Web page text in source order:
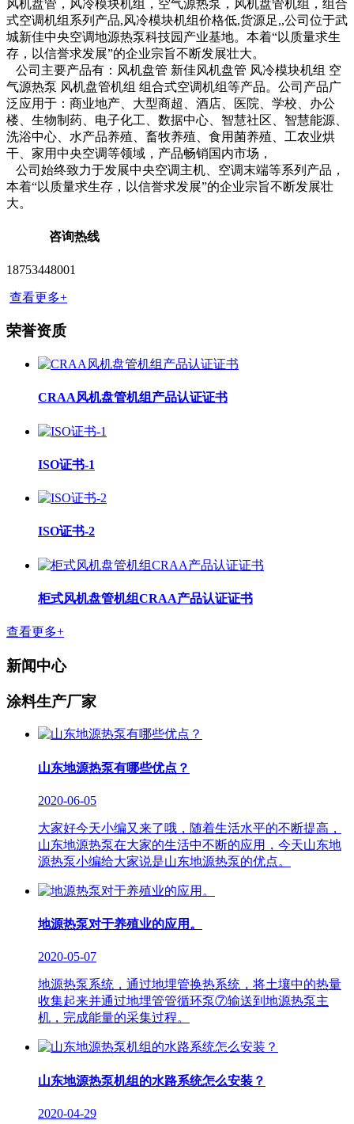
风机盘管，风冷模块机组，空气源热泵，风机盘管机组，组合
式空调机组系列产品,风冷模块机组价格低,货源足,,公司位于武
城新佳中央空调地源热泵科技园产业基地。本着“以质量求生
存，以信誉求发展”的企业宗旨不断发展壮大。
公司主要产品有：风机盘管 新佳风机盘管 风冷模块机组 空
气源热泵 风机盘管机组 组合式空调机组等产品。公司产品广
泛应用于：商业地产、大型商超、酒店、医院、学校、办公
楼、生物制药、电子化工、数据中心、智慧社区、智慧能源、
洗浴中心、水产品养殖、畜牧养殖、食用菌养殖、工农业烘
干、家用中央空调等领域，产品畅销国内市场，
公司始终致力于发展中央空调主机、空调末端等系列产品，
本着“以质量求生存，以信誉求发展”的企业宗旨不断发展壮
大。
咨询热线
18753448001
查看更多+
荣誉资质
CRAA风机盘管机组产品认证证书
ISO证书-1
ISO证书-2
柜式风机盘管机组CRAA产品认证证书
查看更多+
新闻中心
涂料生产厂家
山东地源热泵有哪些优点？
2020-06-05
大家好今天小编又来了哦，随着生活水平的不断提高，
山东地源热泵在大家的生活中不断的应用，今天山东地
源热泵小编给大家说是山东地源热泵的优点。
地源热泵对于养殖业的应用。
2020-05-07
地源热泵系统，通过地埋管换热系统，将土壤中的热量
收集起来并通过地埋管管循环泵⑦输送到地源热泵主
机，完成能量的采集过程。
山东地源热泵机组的水路系统怎么安装？
2020-04-29